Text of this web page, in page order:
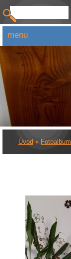
Úvod » Fotoalbum
menu